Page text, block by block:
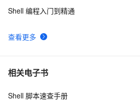
查看更多
Shell 编程入门到精通
相关电子书
Shell 脚本速查手册